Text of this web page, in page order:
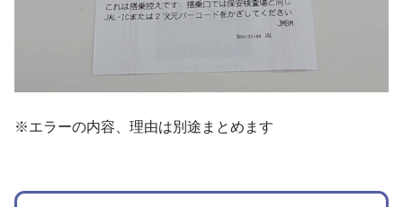
※エラーの内容、理由は別途まとめます